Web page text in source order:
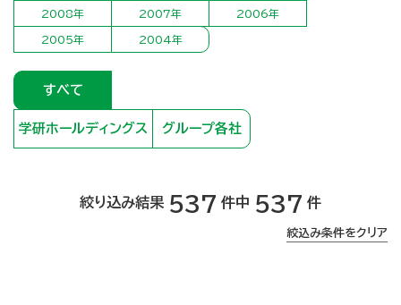
2008年 2007年 2006年
2005年 2004年
すべて
学研ホールディングス グループ各社
絞込み条件をクリア
絞り込み結果 537 件中 537 件